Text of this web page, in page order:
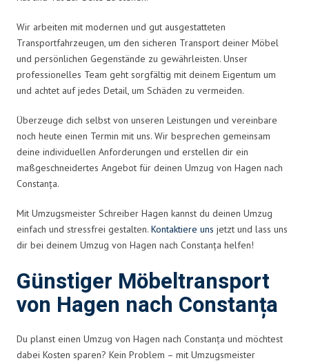
Wir arbeiten mit modernen und gut ausgestatteten
Transportfahrzeugen, um den sicheren Transport deiner Möbel
und persönlichen Gegenstände zu gewährleisten. Unser
professionelles Team geht sorgfältig mit deinem Eigentum um
und achtet auf jedes Detail, um Schäden zu vermeiden.
Überzeuge dich selbst von unseren Leistungen und vereinbare
noch heute einen Termin mit uns. Wir besprechen gemeinsam
deine individuellen Anforderungen und erstellen dir ein
maßgeschneidertes Angebot für deinen Umzug von Hagen nach
Constanța.
Mit Umzugsmeister Schreiber Hagen kannst du deinen Umzug
einfach und stressfrei gestalten. Kontaktiere uns jetzt und lass uns
dir bei deinem Umzug von Hagen nach Constanța helfen!
Günstiger Möbeltransport
von Hagen nach Constanța
Du planst einen Umzug von Hagen nach Constanța und möchtest
dabei Kosten sparen? Kein Problem – mit Umzugsmeister